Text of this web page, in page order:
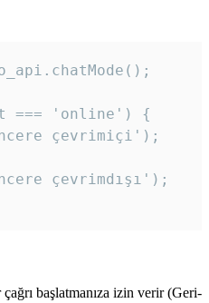
=== 'online') {
çevrimiçi');
çevrimdışı');
başlatmanıza izin verir (Geri-